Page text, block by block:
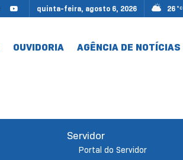
quinta-feira, agosto 6, 2026 26 °C
OUVIDORIA AGÊNCIA DE NOTÍCIAS
Servidor
Portal do Servidor